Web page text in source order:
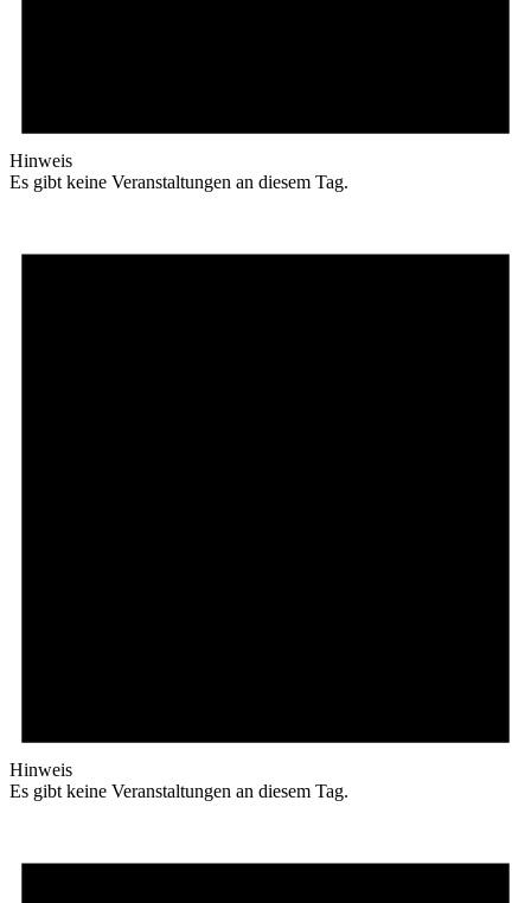
Hinweis
Es gibt keine Veranstaltungen an diesem Tag.
Hinweis
Es gibt keine Veranstaltungen an diesem Tag.